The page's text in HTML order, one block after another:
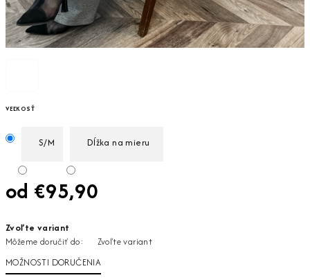
VEĽKOSŤ
S/M Dĺžka na mieru
od €95,90
cena:
Zvoľte variant
Môžeme doručiť do:
Zvoľte variant
MOŽNOSTI DORUČENIA